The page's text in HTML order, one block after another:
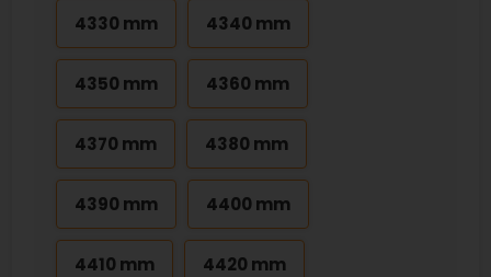
4330 mm 4340 mm
4350 mm 4360 mm
4370 mm 4380 mm
4390 mm 4400 mm
4410 mm 4420 mm